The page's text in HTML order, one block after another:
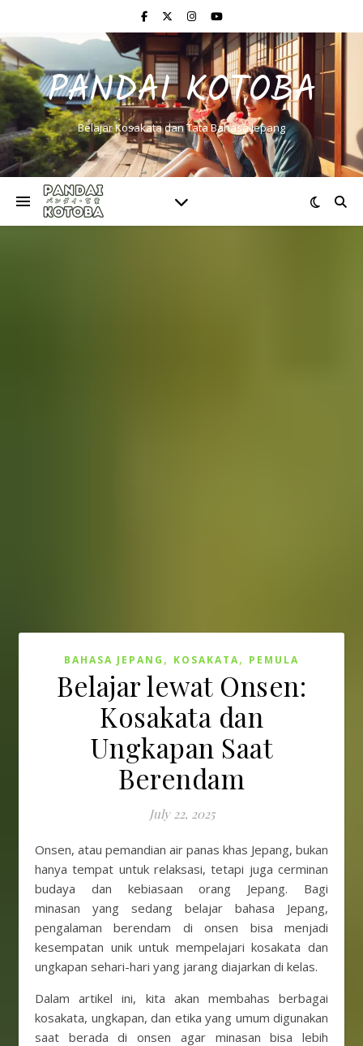
PANDAI KOTOBA
Belajar Kosakata dan Tata Bahasa Jepang
BAHASA JEPANG , KOSAKATA, PEMULA
Belajar lewat Onsen:
Kosakata dan
Ungkapan Saat
Berendam
July 22, 2025
Onsen, atau pemandian air panas khas Jepang, bukan
hanya tempat untuk relaksasi, tetapi juga cerminan
budaya dan kebiasaan orang Jepang. Bagi
minasan yang sedang belajar bahasa Jepang,
pengalaman berendam di onsen bisa menjadi
kesempatan unik untuk mempelajari kosakata dan
ungkapan sehari-hari yang jarang diajarkan di kelas.
Dalam artikel ini, kita akan membahas berbagai
kosakata, ungkapan, dan etika yang umum digunakan
saat berada di onsen agar minasan bisa lebih